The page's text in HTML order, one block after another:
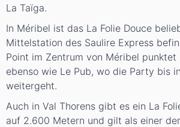
La Taïga.
In Méribel ist das La Folie Douce
Mittelstation des Saulire Express
Point im Zentrum von Méribel punktet
ebenso wie Le Pub, wo die Party bis
weitergeht.
Auch in Val Thorens gibt es ein La
auf 2.600 Metern und gilt als einer